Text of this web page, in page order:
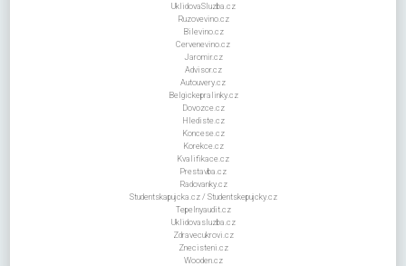
UklidovaSluzba.cz
Ruzovevino.cz
Bilevino.cz
Cervenevino.cz
Jaromir.cz
Advisor.cz
Autouvery.cz
Belgickepralinky.cz
Dovozce.cz
Hlediste.cz
Koncese.cz
Korekce.cz
Kvalifikace.cz
Prestavba.cz
Radovanky.cz
Studentskapujcka.cz / Studentskepujcky.cz
Tepelnyaudit.cz
Uklidovasluzba.cz
Zdravecukrovi.cz
Znecisteni.cz
Wooden.cz